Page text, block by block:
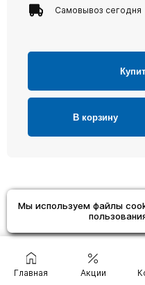
Мы используем файлы
Главная Акции
Самовывоз сегодня
В корзину